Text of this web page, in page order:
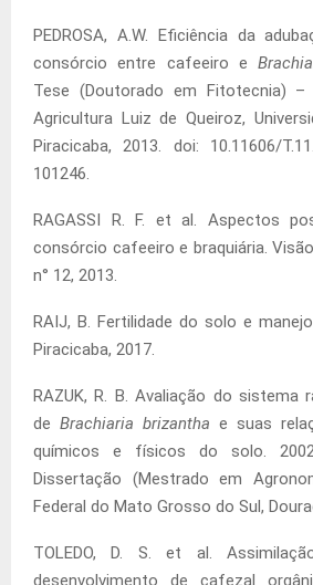
PEDROSA, A.W. Eficiência da
consórcio entre cafeeiro e
Tese (Doutorado em Fitotecnia) –
Agricultura Luiz de Queiroz,
Piracicaba, 2013. doi: 10.11606/
101246.
RAGASSI R. F. et al. Aspectos
consórcio cafeeiro e braquiária.
n° 12, 2013.
RAIJ, B. Fertilidade do solo e
Piracicaba, 2017.
RAZUK, R. B. Avaliação do sistema
de Brachiaria brizantha e suas
químicos e físicos do solo.
Dissertação (Mestrado em
Federal do Mato Grosso do Sul,
TOLEDO, D. S. et al.
desenvolvimento de cafezal